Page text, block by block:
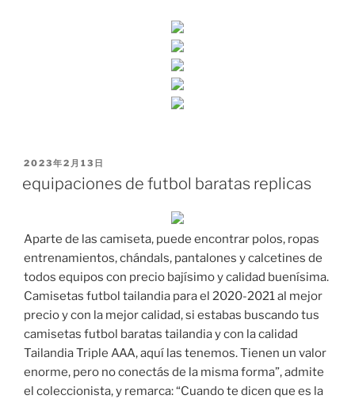
PUBLICADO
2023年2月13日
equipaciones de futbol baratas replicas
Aparte de las camiseta, puede encontrar polos, ropas
entrenamientos, chándals, pantalones y calcetines de
todos equipos con precio bajísimo y calidad buenísima.
Camisetas futbol tailandia para el 2020-2021 al mejor
precio y con la mejor calidad, si estabas buscando tus
camisetas futbol baratas tailandia y con la calidad
Tailandia Triple AAA, aquí las tenemos. Tienen un valor
enorme, pero no conectás de la misma forma”, admite
el coleccionista, y remarca: “Cuando te dicen que es la